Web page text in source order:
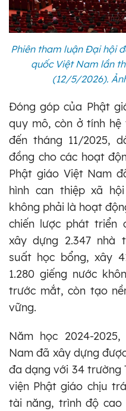
Phiên tham luận Đại hội
quốc Việt Nam lần
(12/5/2026).
Đóng góp của Phật
quy mô, còn ở tính hệ
đến tháng 11/2025,
đồng cho các hoạt
Phật giáo Việt Nam
hình can thiệp xã
không phải là hoạt
chiến lược phát triển
xây dựng 2.347 nhà
suất học bổng, xây
1.280 giếng nước
trước mắt, còn tạo
vững.
Năm học 2024-
Nam đã xây dựng
đa dạng với 34 trường
viện Phật giáo chịu
tài năng, trình độ